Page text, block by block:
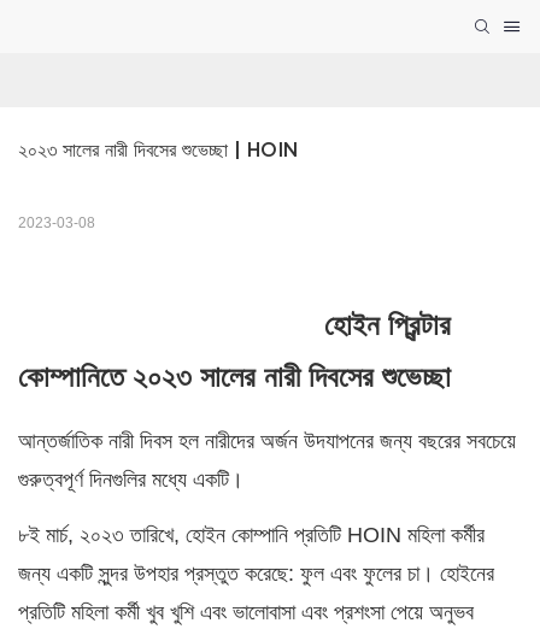
২০২৩ সালের নারী দিবসের শুভেচ্ছা | HOIN
2023-03-08
হোইন প্রিন্টার
কোম্পানিতে ২০২৩ সালের নারী দিবসের শুভেচ্ছা
আন্তর্জাতিক নারী দিবস হল নারীদের অর্জন উদযাপনের জন্য বছরের সবচেয়ে
গুরুত্বপূর্ণ দিনগুলির মধ্যে একটি।
৮ই মার্চ, ২০২৩ তারিখে, হোইন কোম্পানি প্রতিটি HOIN মহিলা কর্মীর
জন্য একটি সুন্দর উপহার প্রস্তুত করেছে: ফুল এবং ফুলের চা। হোইনের
প্রতিটি মহিলা কর্মী খুব খুশি এবং ভালোবাসা এবং প্রশংসা পেয়ে অনুভব